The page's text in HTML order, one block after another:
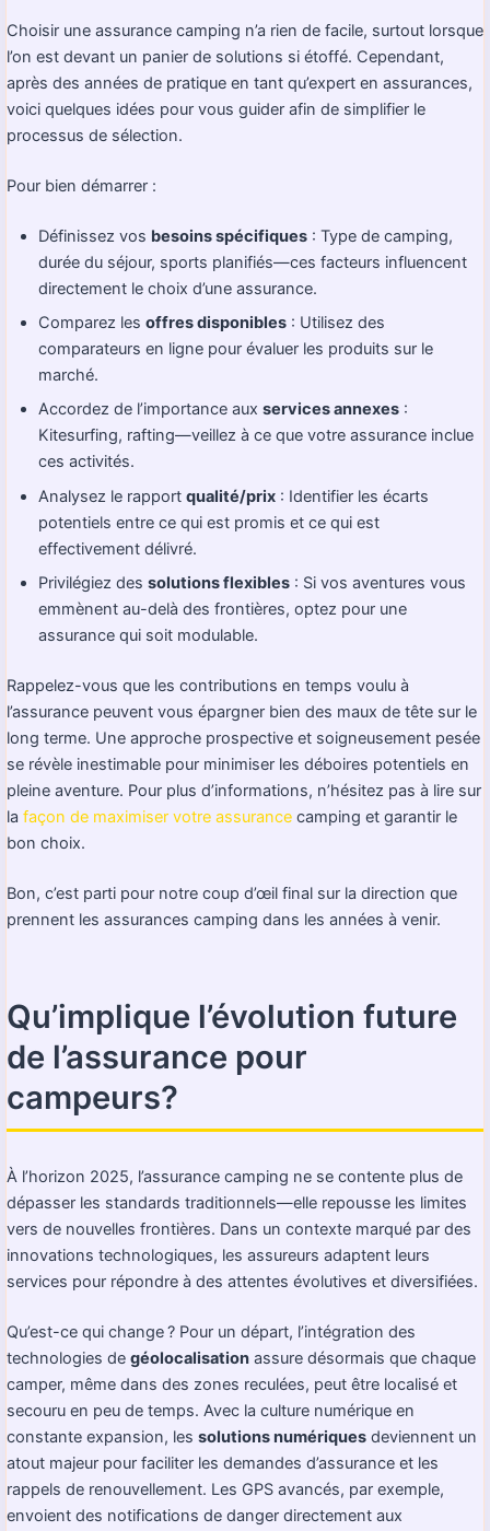
Choisir une assurance camping n’a rien de facile, surtout lorsque
l’on est devant un panier de solutions si étoffé. Cependant,
après des années de pratique en tant qu’expert en assurances,
voici quelques idées pour vous guider afin de simplifier le
processus de sélection.
Pour bien démarrer :
Définissez vos besoins spécifiques : Type de camping,
durée du séjour, sports planifiés—ces facteurs influencent
directement le choix d’une assurance.
Comparez lesoffres disponibles : Utilisez des
comparateurs en ligne pour évaluer les produits sur le
marché.
Accordez de l’importance auxservices annexes :
Kitesurfing, rafting—veillez à ce que votre assurance inclue
ces activités.
Analysez le rapportqualité/prix : Identifier les écarts
potentiels entre ce qui est promis et ce qui est
effectivement délivré.
Privilégiez dessolutions flexibles : Si vos aventures vous
emmènent au-delà des frontières, optez pour une
assurance qui soit modulable.
Rappelez-vous que les contributions en temps voulu à
l’assurance peuvent vous épargner bien des maux de tête sur le
long terme. Une approche prospective et soigneusement pesée
se révèle inestimable pour minimiser les déboires potentiels en
pleine aventure. Pour plus d’informations, n’hésitez pas à lire sur
la façon de maximiser votre assurance camping et garantir le
bon choix.
Bon, c’est parti pour notre coup d’œil final sur la direction que
prennent les assurances camping dans les années à venir.
Qu’implique l’évolution future
de l’assurance pour
campeurs?
À l’horizon 2025, l’assurance camping ne se contente plus de
dépasser les standards traditionnels—elle repousse les limites
vers de nouvelles frontières. Dans un contexte marqué par des
innovations technologiques, les assureurs adaptent leurs
services pour répondre à des attentes évolutives et diversifiées.
Qu’est-ce qui change ? Pour un départ, l’intégration des
technologies de géolocalisation assure désormais que chaque
camper, même dans des zones reculées, peut être localisé et
secouru en peu de temps. Avec la culture numérique en
constante expansion, les solutions numériques deviennent un
atout majeur pour faciliter les demandes d’assurance et les
rappels de renouvellement. Les GPS avancés, par exemple,
envoient des notifications de danger directement aux